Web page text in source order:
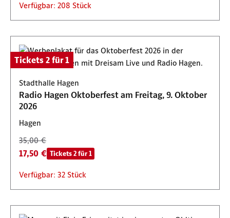
Verfügbar: 208 Stück
Tickets 2 für 1
Stadthalle Hagen
Radio Hagen Oktoberfest am Freitag, 9. Oktober
2026
Hagen
35,00 €
17,50 € Tickets 2 für 1
Verfügbar: 32 Stück